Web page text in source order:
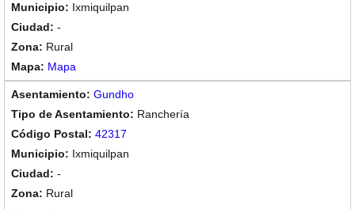
Ixmiquilpan
-
Rural
Mapa
Gundho
Ranchería
42317
Ixmiquilpan
-
Rural